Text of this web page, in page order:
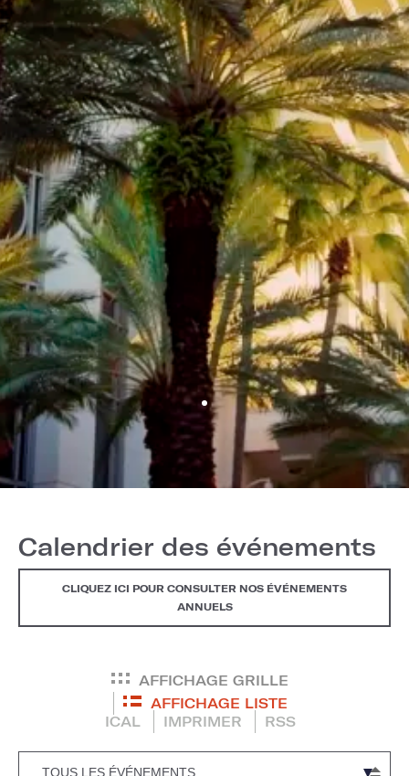
Calendrier des événements
CLIQUEZ ICI POUR CONSULTER NOS ÉVÉNEMENTS
ANNUELS
AFFICHAGE GRILLE
AFFICHAGE LISTE
ICAL
IMPRIMER RSS